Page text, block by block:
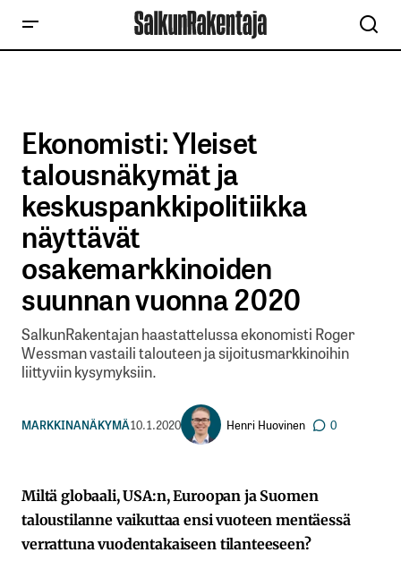
Ekonomisti: Yleiset
talousnäkymät ja
keskuspankkipolitiikka
näyttävät
osakemarkkinoiden
suunnan vuonna 2020
SalkunRakentajan haastattelussa ekonomisti Roger
Wessman vastaili talouteen ja sijoitusmarkkinoihin
liittyviin kysymyksiin.
MARKKINANÄKYMÄ10.1.2020 Henri Huovinen 0
Miltä globaali, USA:n, Euroopan ja Suomen
taloustilanne vaikuttaa ensi vuoteen mentäessä
verrattuna vuodentakaiseen tilanteeseen?